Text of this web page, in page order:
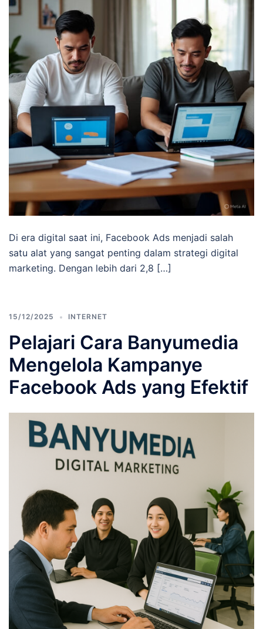
Di era digital saat ini, Facebook Ads menjadi salah
satu alat yang sangat penting dalam strategi digital
marketing. Dengan lebih dari 2,8 […]
15/12/2025 INTERNET
Pelajari Cara Banyumedia
Mengelola Kampanye
Facebook Ads yang Efektif